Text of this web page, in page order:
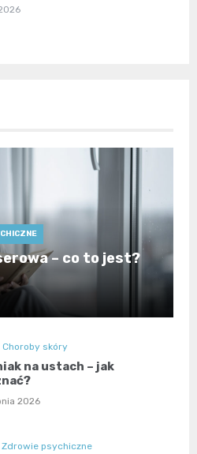
– co to jest?
Choroby skóry
na ustach – jak
2026
Zdrowie psychiczne